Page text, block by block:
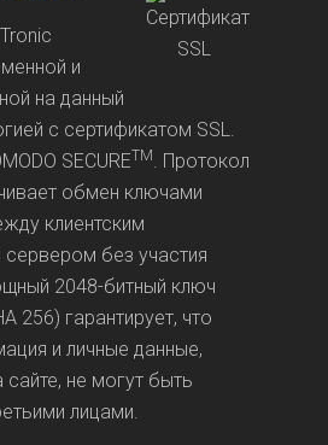
и
на данный
с сертификатом SSL.
SECURETM. Протокол
обмен ключами
клиентским
без участия
2048-битный ключ
256) гарантирует, что
и личные данные,
не могут быть
лицами.